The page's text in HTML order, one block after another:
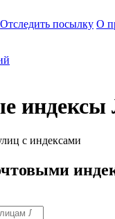
Отследить посылку О
индексы
с индексами